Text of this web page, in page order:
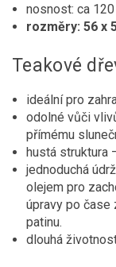
nosnost: ca
rozměry: 56 x
Teakové
ideální pro
odolné vůči
přímému
hustá struktura
jednoduchá
olejem pro
úpravy po čase
patinu.
dlouhá